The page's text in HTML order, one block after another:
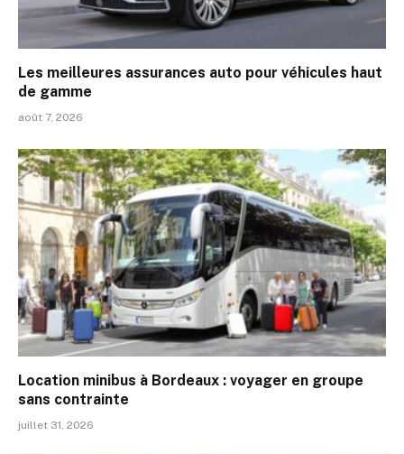
Les meilleures assurances auto pour véhicules haut
de gamme
août 7, 2026
Location minibus à Bordeaux : voyager en groupe
sans contrainte
juillet 31, 2026